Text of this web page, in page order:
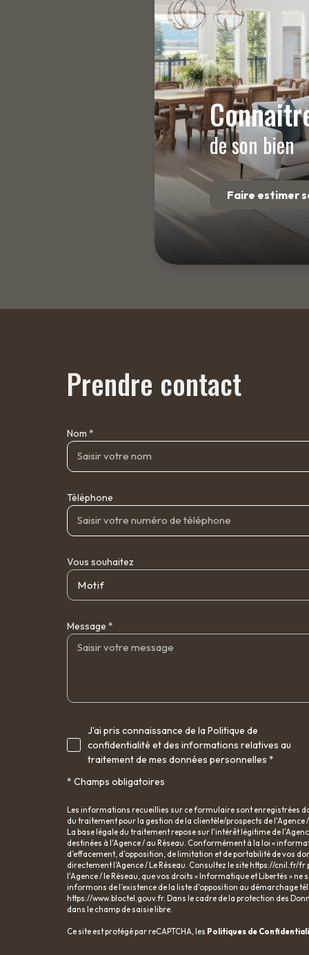
de son bien
Faire estimer
Prendre contact
Nom *
Téléphone
Vous souhaitez
Motif
Message *
J'ai pris connaissance de la Politique de
confidentialité et des informations relatives au
traitement de mes données personnelles *
* Champs obligatoires
Les informations recueillies sur ce formulaire sont enregistrées
du traitement pour la gestion de la clientèle/prospects de l'Agence
La base légale du traitement repose sur l'intérêt légitime de
destinées à l'Agence / au Réseau. Conformément à la loi «
d’effacement, d’opposition, de limitation et de portabilité de vos
directement l’Agence / Le Réseau. Consultez le site https://cnil.fr/fr
l'Agence / le Réseau, que vos droits « Informatique et Libertés »
informons de l’existence de la liste d'opposition au démarchage
https://www.bloctel.gouv.fr. Dans le cadre de la protection des
dans le champ de saisie libre.
Ce site est protégé par reCAPTCHA, les Politiques de